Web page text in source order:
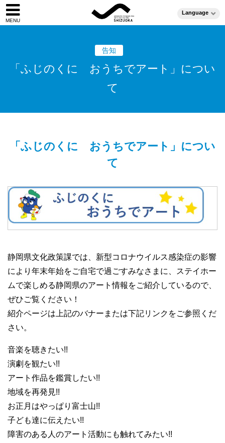
Language
告知
「ふじのくに おうちでアート」につい
て
「ふじのくに おうちでアート」につい
て
静岡県文化政策課では、新型コロナウイルス感染症の影響
により年末年始をご自宅で過ごすみなさまに、ステイホー
ムで楽しめる静岡県のアート情報をご紹介しているので、
ぜひご覧ください！
紹介ページは上記のバナーまたは下記リンクをご参照くだ
さい。
音楽を聴きたい!!
演劇を観たい!!
アート作品を鑑賞したい!!
地域を再発見!!
お正月はやっぱり富士山!!
子ども達に伝えたい!!
障害のある人のアート活動にも触れてみたい!!